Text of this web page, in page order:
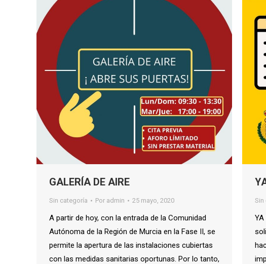
GALERÍA DE AIRE
Sin categoría Por admin 25 mayo, 2020
A partir de hoy, con la entrada de la Comunidad
Autónoma de la Región de Murcia en la Fase II, se
permite la apertura de las instalaciones cubiertas
con las medidas sanitarias oportunas. Por lo tanto,
Sin
YA